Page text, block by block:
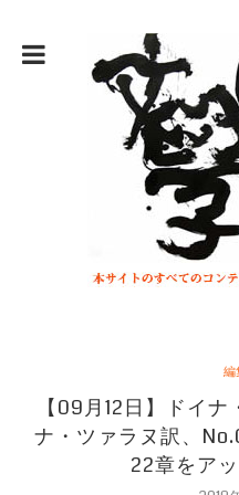
編
【09月12日】ドイ
ナ・ツァラヌ訳、
22章をア